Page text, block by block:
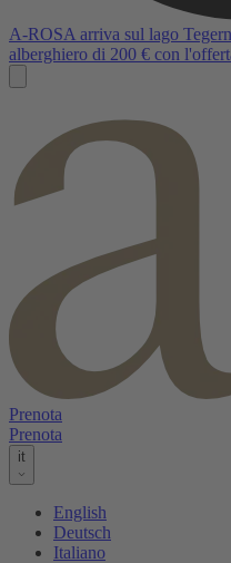
A-ROSA arriva sul lago
alberghiero di 200 € con
Prenota
Prenota
it
English
Deutsch
Italiano